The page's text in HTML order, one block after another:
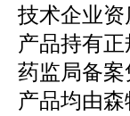
技术企业
产品持有
药监局备
产品均由